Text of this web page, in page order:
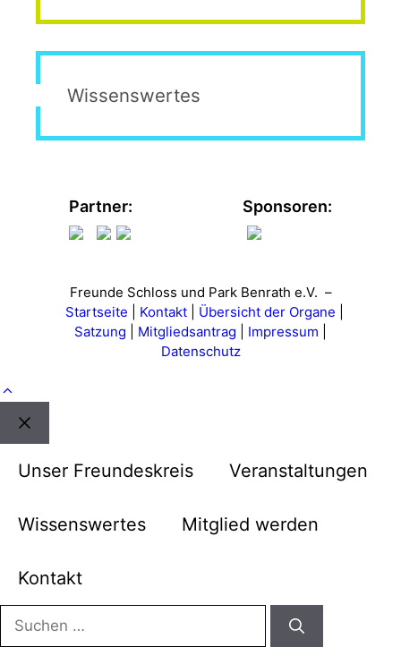
Wissenswertes
Partner: Sponsoren:
Freunde Schloss und Park Benrath e.V. –
Startseite
Kontakt| Übersicht der Organe
Satzung
Mitgliedsantrag Impressum
Datenschutz
Schließen
Unser Freundeskreis Veranstaltungen
Wissenswertes Mitglied werden
Kontakt
Suchen
nach: